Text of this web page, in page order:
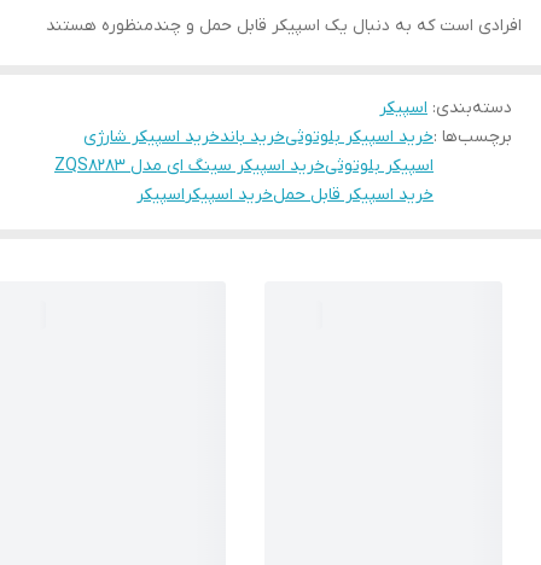
افرادی است که به دنبال یک اسپیکر قابل حمل و چندمنظوره هستند
دسته‌بندی: اسپیکر
برچسب‌ها :خرید اسپیکر بلوتوثیخرید باندخرید اسپیکر شارژی
اسپیکر بلوتوثیخرید اسپیکر سینگ ای مدل ZQS8283
خرید اسپیکر قابل حملخرید اسپیکراسپیکر